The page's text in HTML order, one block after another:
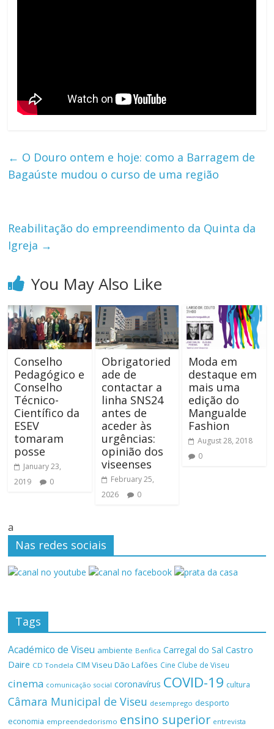
← O Douro ontem e hoje: como a Barragem de
Bagaúste mudou o curso de uma região
Reabilitação do empreendimento da Quinta da
Igreja →
You May Also Like
Conselho
Pedagógico e
Conselho
Técnico-
Científico da
ESEV
tomaram
posse
January 23,
2019
0
Obrigatoried
ade de
contactar a
linha SNS24
antes de
aceder às
urgências:
opinião dos
viseenses
February 25,
2026
0
Moda em
destaque em
mais uma
edição do
Mangualde
Fashion
August 28, 2018
0
a
Nas redes sociais
Tags
Académico de Viseu ambiente Benfica Carregal do Sal Castro
Daire CD Tondela CIM Viseu Dão Lafões Cine Clube de Viseu
cinema comunicação social coronavírus COVID-19 cultura
Câmara Municipal de Viseu desemprego desporto
economia empreendedorismo ensino superior entrevista